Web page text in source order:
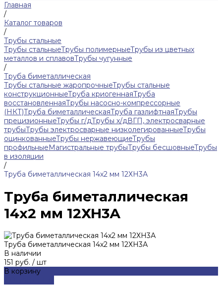
Главная
/
Каталог товаров
/
Трубы стальные
Трубы стальныеТрубы полимерныеТрубы из цветных
металлов и сплавовТрубы чугунные
/
Труба биметаллическая
Трубы стальные жаропрочныеТрубы стальные
конструкционныеТруба криогеннаяТруба
восстановленнаяТрубы насосно-компрессорные
(НКТ)Труба биметаллическаяТруба газлифтнаяТрубы
прецизионныеТрубы г/дТрубы х/дВГП, электросварные
трубыТрубы электросварные низколегированныеТрубы
оцинкованныеТрубы нержавеющиеТрубы
профильныеМагистральные трубыТрубы бесшовныеТрубы
в изоляции
/
Труба биметаллическая 14х2 мм 12ХН3А
Труба биметаллическая
14х2 мм 12ХН3А
Труба биметаллическая 14х2 мм 12ХН3А
В наличии
151 руб. / шт
В корзину